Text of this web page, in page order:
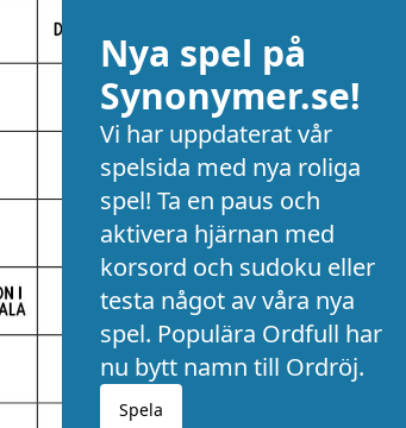
Nya spel på
Synonymer.se!
Vi har uppdaterat vår
spelsida med nya roliga
spel! Ta en paus och
aktivera hjärnan med
korsord och sudoku eller
testa något av våra nya
spel. Populära Ordfull har
nu bytt namn till Ordröj.
Spela